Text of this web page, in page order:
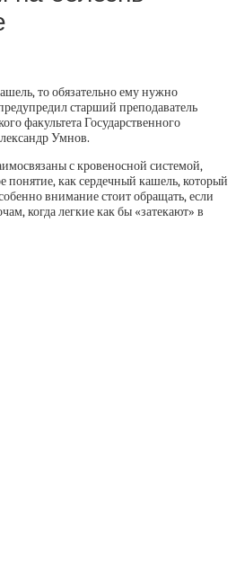
то обязательно ему нужно
старший преподаватель
факультета Государственного
Умнов.
с кровеносной системой,
понятие, как сердечный кашель, который
внимание стоит обращать, если
когда легкие как бы «затекают» в